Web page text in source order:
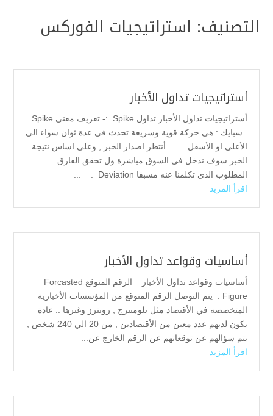
التصنيف: استراتيجيات الفوركس
أستراتيجيات تداول الأخبار
أستراتيجيات تداول الأخبار تداول Spike :- تعريف معني Spike
سبايك : هي حركة قوية وسريعة تحدث في عدة ثوان سواء الي
الأعلي او الأسفل . أنتظر اصدار الخبر , وعلي اساس نتيجة
الخبر سوف ندخل في السوق مباشرة ول تحقق الفارق
المطلوب الذي تكلمنا عنه مسبقا Deviation . ...
اقرأ المزيد
أساسيات وقواعد تداول الأخبار
أساسيات وقواعد تداول الأخبار الرقم المتوقع Forcasted
Figure : يتم التوصل الرقم المتوقع من المؤسسات الأخبارية
المتخصصه في الأقتصاد مثل بلومبيرج , رويترز وغيرها .. عادة
يكون لديهم عدد معين من الأقتصادين , من 20 الي 240 شخص ,
يتم سؤالهم عن توقعاتهم عن الرقم الخارج عن...
اقرأ المزيد